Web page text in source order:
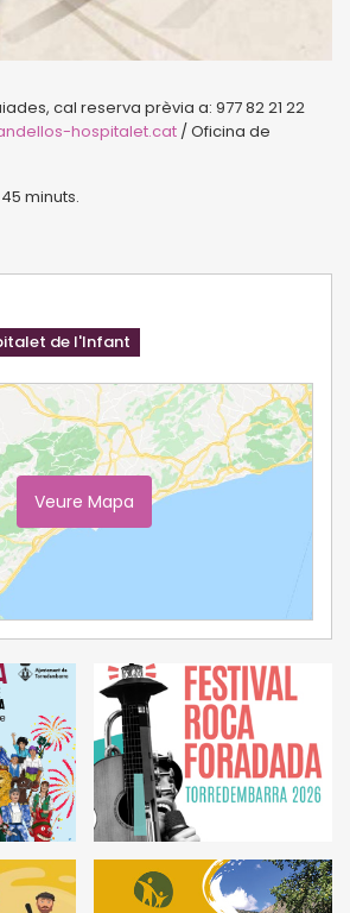
cal reserva prèvia a: 977 82 21 22
hospitalet.cat / Oficina de
minuts.
de l'Infant
Veure Mapa